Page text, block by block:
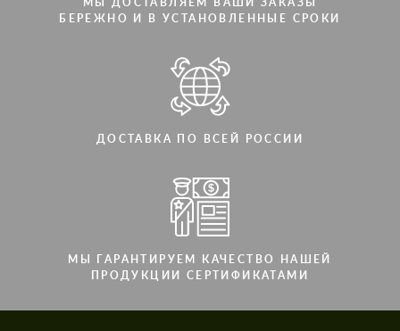
БЕРЕЖНО И В УСТАНОВЛЕННЫЕ СРОКИ
ДОСТАВКА ПО ВСЕЙ РОССИИ
МЫ ГАРАНТИРУЕМ КАЧЕСТВО НАШЕЙ
ПРОДУКЦИИ СЕРТИФИКАТАМИ